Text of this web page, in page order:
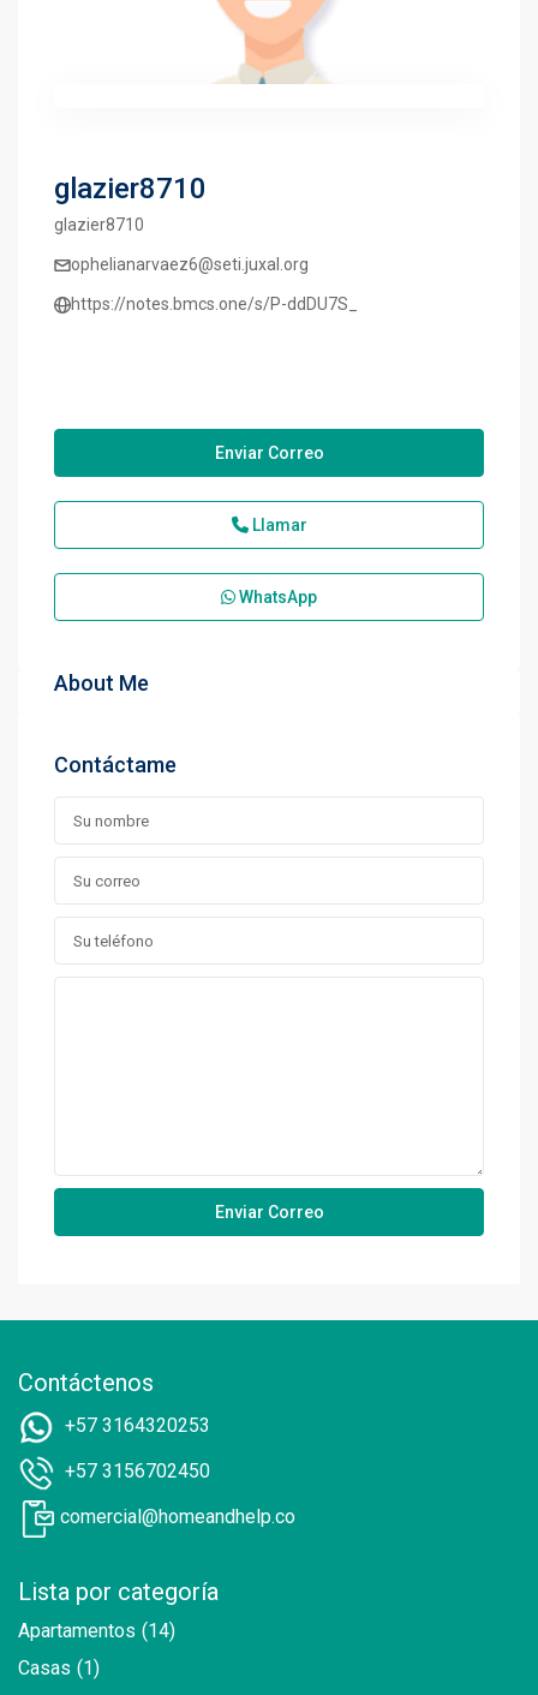
glazier8710
glazier8710
ophelianarvaez6@seti.juxal.org
https://notes.bmcs.one/s/P-ddDU7S_
Enviar Correo
Llamar
WhatsApp
About Me
Contáctame
Contáctenos
+57 3164320253
+57 3156702450
comercial@homeandhelp.co
Lista por categoría
Apartamentos (14)
Casas (1)